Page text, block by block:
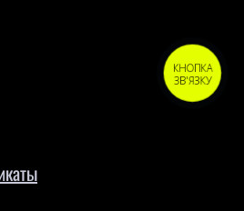
КНОПКА
ЗВ'ЯЗКУ